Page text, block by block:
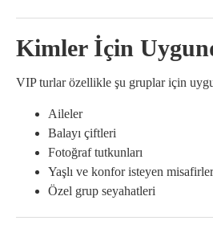
Kimler İçin
VIP turlar özellikle şu gruplar için
Aileler
Balayı çiftleri
Fotoğraf tutkunları
Yaşlı ve konfor isteyen misafirler
Özel grup seyahatleri